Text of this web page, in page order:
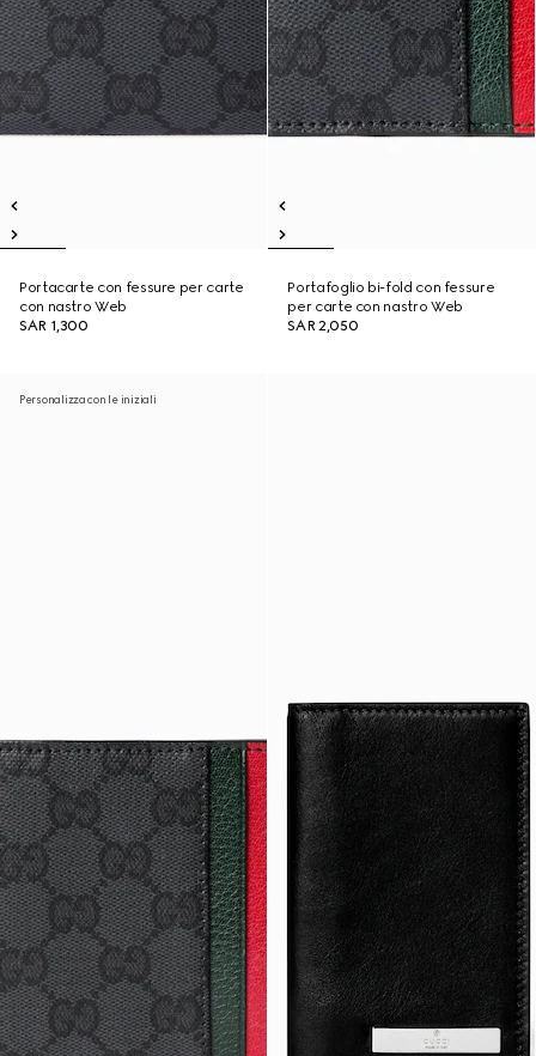
Portacarte con fessure per carte
con nastro Web
SAR 1,300
Portafoglio bi-fold con fessure
per carte con nastro Web
SAR 2,050
Personalizza con le iniziali